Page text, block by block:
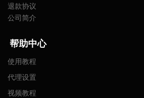
退款协议
公司简介
帮助中心
使用教程
代理设置
视频教程